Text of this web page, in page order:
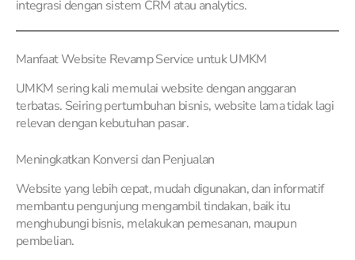
integrasi dengan sistem CRM atau analytics.
Manfaat Website Revamp Service untuk UMKM
UMKM sering kali memulai website dengan anggaran
terbatas. Seiring pertumbuhan bisnis, website lama tidak lagi
relevan dengan kebutuhan pasar.
Meningkatkan Konversi dan Penjualan
Website yang lebih cepat, mudah digunakan, dan informatif
membantu pengunjung mengambil tindakan, baik itu
menghubungi bisnis, melakukan pemesanan, maupun
pembelian.